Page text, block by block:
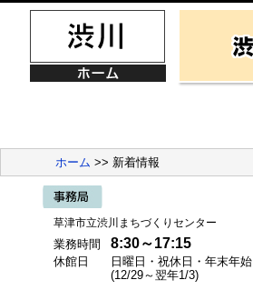
ホーム >> 新着情報
草津市立渋川まちづくりセンター
業務時間 8:30～17:15
休館日
日曜日・祝休日・年末年始
(12/29～翌年1/3)